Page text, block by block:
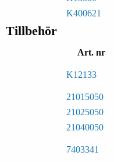
K400621
Tillbehör
Art. nr
K12133
21015050
21025050
21040050
7403341